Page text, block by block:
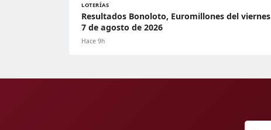
LOTERÍAS
Resultados Bonoloto, Euromillones del viernes
7 de agosto de 2026
Hace 9h